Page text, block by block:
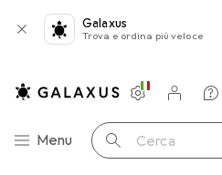
Galaxus
Trova e ordina più veloce
Categoria Navigazione
Menu Cerca
Impostazioni
Conto cliente
Liste di
Liste dei
Carrello